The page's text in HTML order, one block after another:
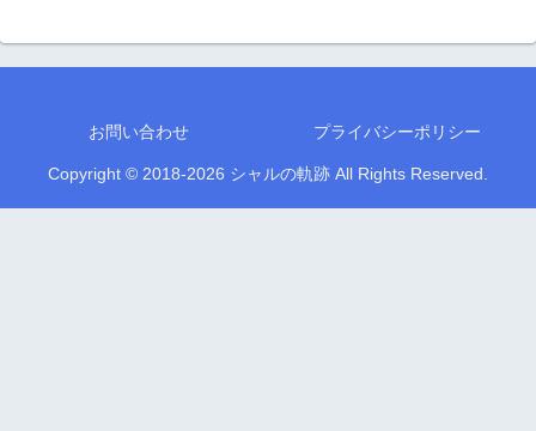
お問い合わせ プライバシーポリシー
Copyright © 2018-2026 シャルの軌跡 All Rights Reserved.